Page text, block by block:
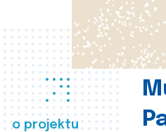
o projektu